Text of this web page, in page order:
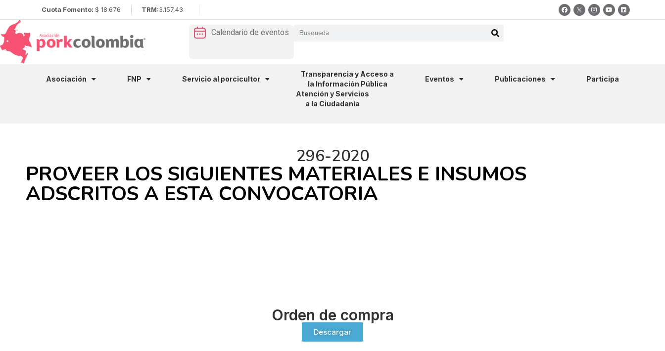
Cuota Fomento: $ 18.676 TRM:3.157,43
Calendario de eventos
Asociación FNP Servicio al porcicultor
Transparencia y Acceso a
la Información Pública
Eventos Publicaciones
Participa
Atención y Servicios
a la Ciudadanía
296-2020
PROVEER LOS SIGUIENTES MATERIALES E INSUMOS
ADSCRITOS A ESTA CONVOCATORIA
Orden de compra
Descargar